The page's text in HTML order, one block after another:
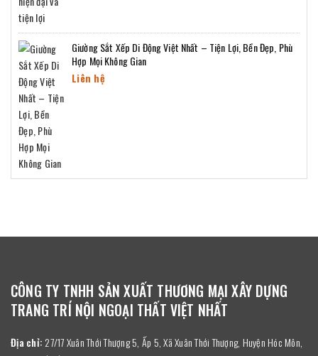
Giường Sắt Xếp Di Động Việt Nhất – Tiện Lợi, Bền Đẹp, Phù
Hợp Mọi Không Gian
Liên hệ
CÔNG TY TNHH SẢN XUẤT THƯƠNG MẠI XÂY DỰNG
TRANG TRÍ NỘI NGOẠI THẤT VIỆT NHẤT
Địa chỉ: 27/17 Xuân Thới Thượng 5, Ấp 5, Xã Xuân Thới Thượng, Huyện Hóc Môn,